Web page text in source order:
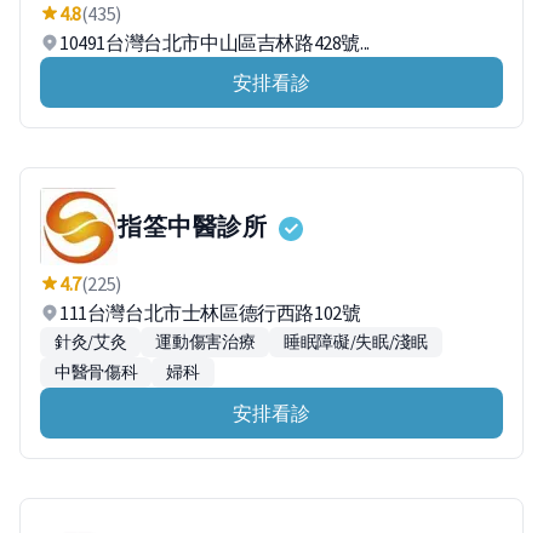
4.8(435)
10491台灣台北市中山區吉林路428號...
安排看診
指筌中醫診所
4.7(225)
111台灣台北市士林區德行西路102號
針灸/艾灸 運動傷害治療
睡眠障礙/失眠/淺眠
中醫骨傷科
婦科
安排看診